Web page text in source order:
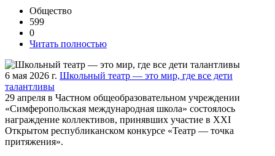
Общество
599
0
Читать полностью
6 мая 2026 г. Школьный театр — это мир, где все дети
талантливы
29 апреля в Частном общеобразовательном учреждении
«Симферопольская международная школа» состоялось
награждение коллективов, принявших участие в XXI
Открытом республиканском конкурсе «Театр — точка
притяжения».